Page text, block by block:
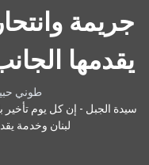
جريمة
يقدمها
طوني
سيدة الجبل - إن كل يوم تأخير
لبنان وخدمة